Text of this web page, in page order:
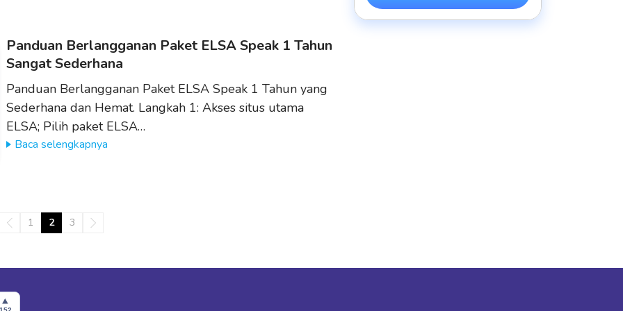
Panduan Berlangganan Paket ELSA Speak 1 Tahun
Sangat Sederhana
Panduan Berlangganan Paket ELSA Speak 1 Tahun yang
Sederhana dan Hemat. Langkah 1: Akses situs utama
ELSA; Pilih paket ELSA…
Baca selengkapnya
1 2 3